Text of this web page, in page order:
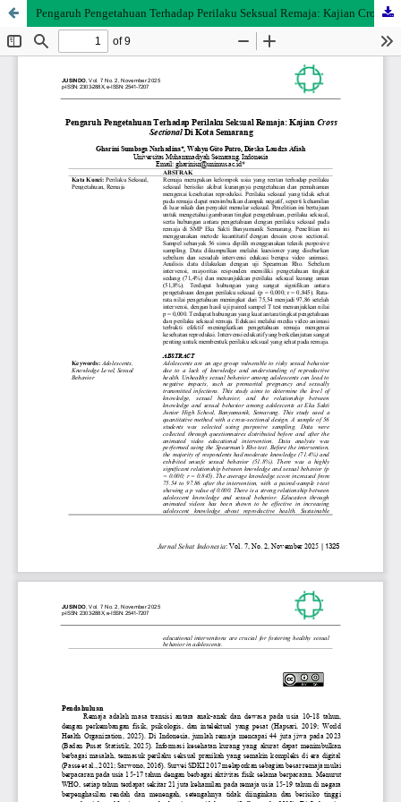
Pengaruh Pengetahuan Terhadap Perilaku Seksual Remaja: Kajian Cross Sectional Di Kota Semarang